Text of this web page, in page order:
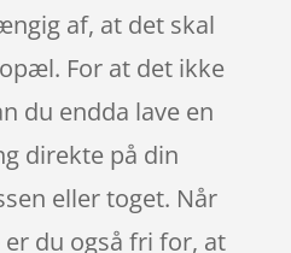
af, at det skal
For at det ikke
du endda lave en
direkte på din
eller toget. Når
du også fri for, at